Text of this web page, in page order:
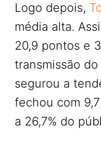
Logo depois,
média alta.
20,9 pontos e
transmissão
segurou a
fechou com
a 26,7% do